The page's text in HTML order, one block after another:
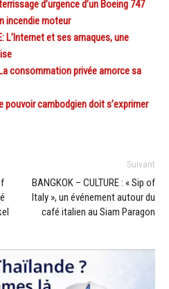
d’urgence d’un Boeing 747
incendie moteur
L’Internet et ses arnaques, une
consommation privée amorce sa
pouvoir cambodgien doit s’exprimer
Suivant
BANGKOK – CULTURE : « Sip of
Italy », un événement autour du
café italien au Siam Paragon